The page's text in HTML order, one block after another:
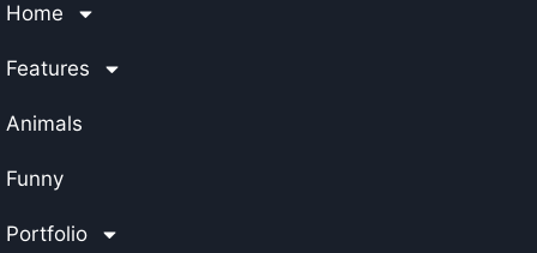
Home
Features
Animals
Funny
Portfolio